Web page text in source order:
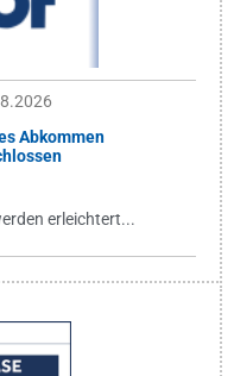
Abkommen
erleichtert...